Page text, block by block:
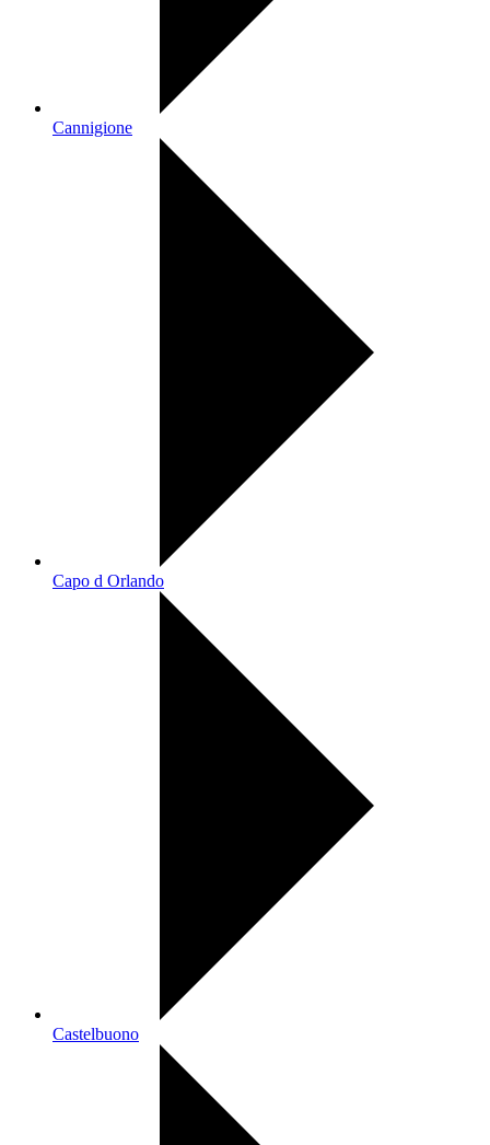
Cannigione
Capo d Orlando
Castelbuono